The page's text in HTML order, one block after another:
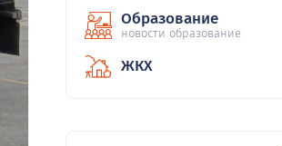
Образование
новости образование
ЖКХ